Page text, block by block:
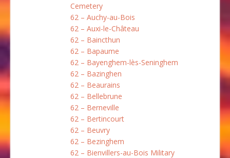
Cemetery
62 – Auchy-au-Bois
62 – Auxi-le-Château
62 – Baincthun
62 – Bapaume
62 – Bayenghem-lès-Seninghem
62 – Bazinghen
62 – Beaurains
62 – Bellebrune
62 – Berneville
62 – Bertincourt
62 – Beuvry
62 – Bezinghem
62 – Bienvillers-au-Bois Military